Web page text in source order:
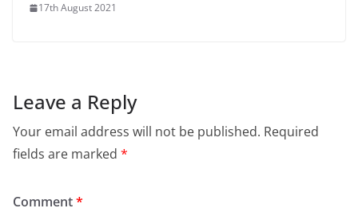
17th August 2021
Leave a Reply
Your email address will not be published. Required
fields are marked *
Comment*